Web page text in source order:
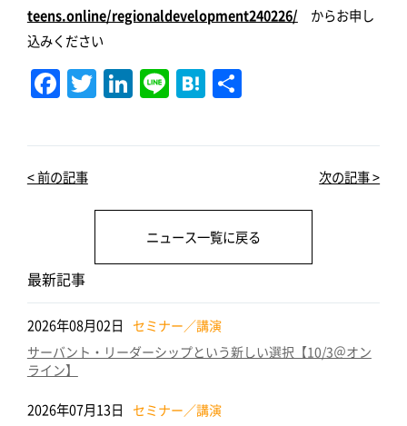
teens.online/regionaldevelopment240226/ からお申し
込みください
F
a
c
e
k
T
w
it
r
Li
n
k
dI
n
Li
n
e
H
at
e
a
共
< 前の記事 次の記事 >
ニュース一覧に戻る
最新記事
2026年08月02日
セミナー／講演
サーバント・リーダーシップという新しい選択【10/3＠オン
ライン】
2026年07月13日
セミナー／講演